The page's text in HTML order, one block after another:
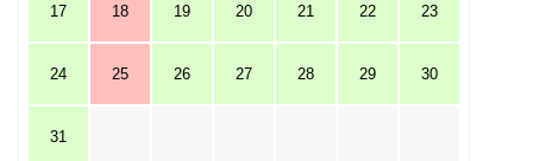
17 18 19 20 21 22 23
24 25 26 27 28 29 30
31